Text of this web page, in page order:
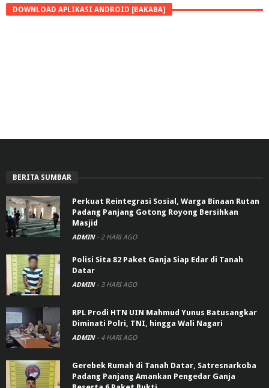
DOWNLOAD APLIKASI ANDROID [BAKABA]
BERITA SUMBAR
Perkuat Reintegrasi Sosial, Warga Binaan Rutan
Padang Panjang Gotong Royong Bersihkan
Masjid
ADMIN - 2 HARI AGO
Polisi Sita 82 Paket Ganja Siap Edar di Tanah
Datar
ADMIN - 3 HARI AGO
RPL Prodi HTN UIN Mahmud Yunus Batusangkar
Diminati Polri, TNI, hingga Wali Nagari
ADMIN - 4 HARI AGO
Gerebek Rumah di Tanah Datar, Satresnarkoba
Padang Panjang Amankan Pengedar Ganja